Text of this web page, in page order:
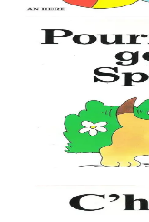
En stock9,00 €
1 ans et plus
An Here
La première
Le petit chien Spot est
auxquelles participent
Cette collection, qui
1 ans et plus